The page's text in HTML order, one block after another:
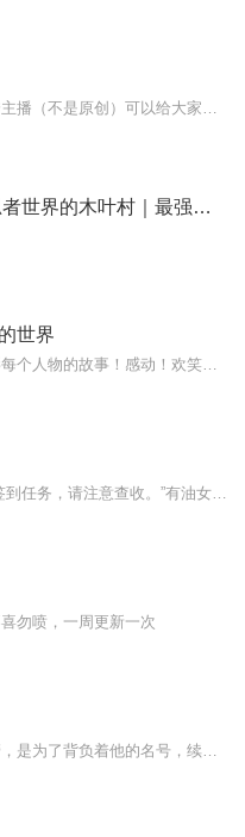
火影：穿越到火影忍者世界的木叶村｜最强火影诞生
世界
勿喷，一周更新一次